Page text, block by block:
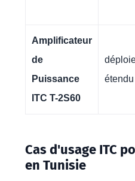
Amplificateur
de
Puissance
ITC T-2S60
étendu
Cas d'usage ITC
en Tunisie